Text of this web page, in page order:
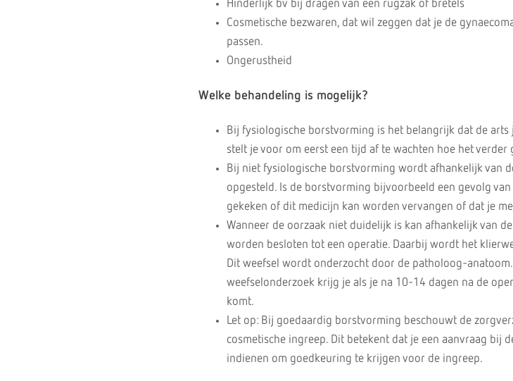
Hinderlijk bv bij dragen van een rugzak of bretels
Cosmetische bezwaren, dat wil zeggen dat je de
passen.
Ongerustheid
Welke behandeling is mogelijk?
Bij fysiologische borstvorming is het belangrijk dat de
stelt je voor om eerst een tijd af te wachten hoe het verder
Bij niet fysiologische borstvorming wordt afhankelijk van
opgesteld. Is de borstvorming bijvoorbeeld een gevolg
gekeken of dit medicijn kan worden vervangen of dat je
Wanneer de oorzaak niet duidelijk is kan afhankelijk van
worden besloten tot een operatie. Daarbij wordt het
Dit weefsel wordt onderzocht door de patholoog-
weefselonderzoek krijg je als je na 10-14 dagen na de
komt.
Let op: Bij goedaardig borstvorming beschouwt de
cosmetische ingreep. Dit betekent dat je een aanvraag bij
indienen om goedkeuring te krijgen voor de ingreep.